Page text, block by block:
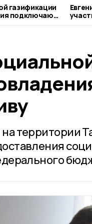
газификации
подключают
территории